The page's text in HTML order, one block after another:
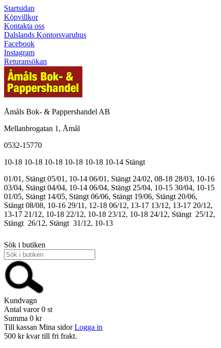
Startsidan
Köpvillkor
Kontakta oss
Dalslands Kontorsvaruhus
Facebook
Instagram
Returansökan
Åmåls Bok- & Pappershandel AB
Mellanbrogatan 1, Åmål
0532-15770
10-18 10-18 10-18 10-18 10-18 10-14 Stängt
01/01, Stängt 05/01, 10-14 06/01, Stängt 24/02, 08-18 28/03, 10-16
03/04, Stängt 04/04, 10-14 06/04, Stängt 25/04, 10-15 30/04, 10-15
01/05, Stängt 14/05, Stängt 06/06, Stängt 19/06, Stängt 20/06,
Stängt 08/08, 10-16 29/11, 12-18 06/12, 13-17 13/12, 13-17 20/12,
13-17 21/12, 10-18 22/12, 10-18 23/12, 10-18 24/12, Stängt 25/12,
Stängt 26/12, Stängt 31/12, 10-13
Sök i butiken
Kundvagn
Antal varor 0 st
Summa 0 kr
Till kassan Mina sidor Logga in
500 kr kvar till fri frakt.